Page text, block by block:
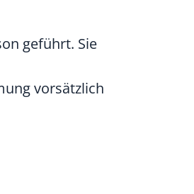
geführt. Sie
vorsätzlich